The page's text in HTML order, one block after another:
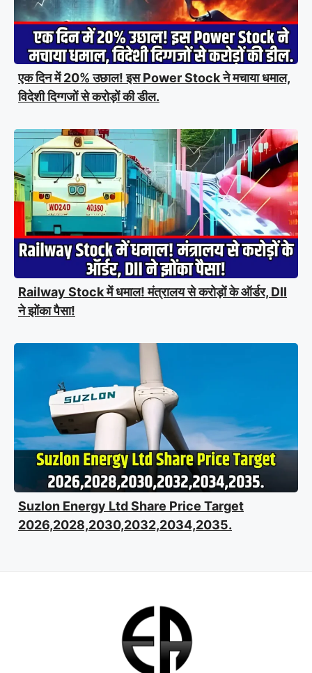
एक दिन में 20% उछाल! इस Power Stock ने मचाया धमाल,
विदेशी दिग्गजों से करोड़ों की डील.
Railway Stock में धमाल! मंत्रालय से करोड़ों के ऑर्डर, DII
ने झोंका पैसा!
Suzlon Energy Ltd Share Price Target
2026,2028,2030,2032,2034,2035.